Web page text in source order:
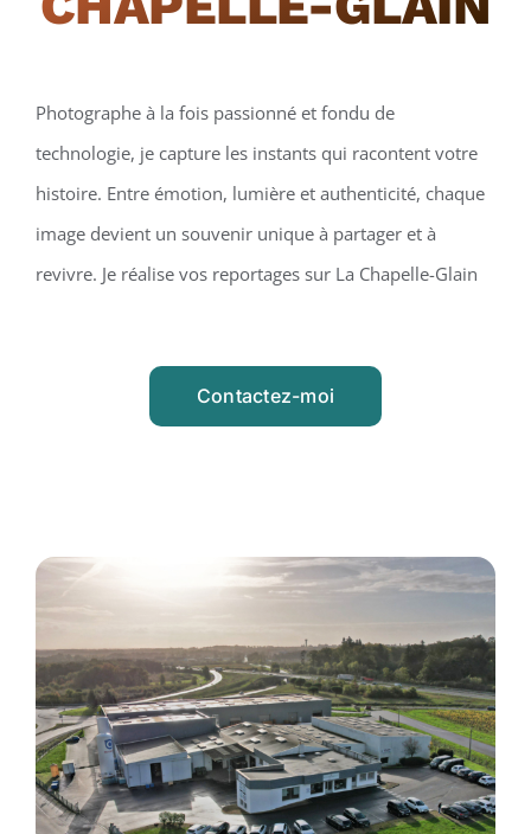
Photographe à la fois passionné et fondu de
technologie, je capture les instants qui racontent votre
histoire. Entre émotion, lumière et authenticité, chaque
image devient un souvenir unique à partager et à
revivre. Je réalise vos reportages sur La Chapelle-Glain
Contactez-moi